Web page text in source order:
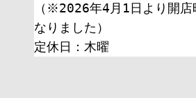
（※2026年4月1日より開店
なりました）
定休日：木曜